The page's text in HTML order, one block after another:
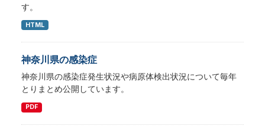
す。
HTML
神奈川県の感染症
神奈川県の感染症発生状況や病原体検出状況について毎年
とりまとめ公開しています。
PDF